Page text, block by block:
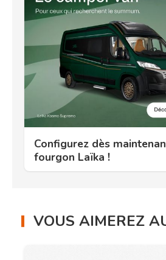
Configurez dès
fourgon Laïka !
VOUS AIMEREZ